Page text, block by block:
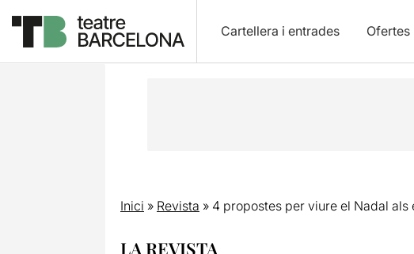
Cartellera i entrades Ofertes
Inici » Revista » 4 propostes per viure el Nadal als
LA REVISTA